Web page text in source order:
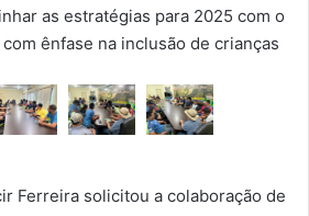
as estratégias para 2025 com o
ênfase na inclusão de crianças
Ferreira solicitou a colaboração de